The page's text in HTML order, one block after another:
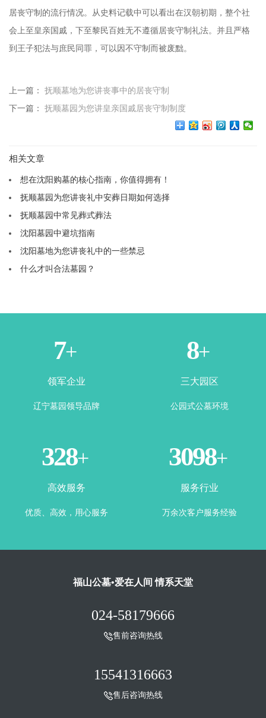
居丧守制的流行情况。从史料记载中可以看出在汉朝初期，整个社
会上至皇亲国戚，下至黎民百姓无不遵循居丧守制礼法。并且严格
到王子犯法与庶民同罪，可以因不守制而被废黜。
上一篇： 抚顺墓地为您讲丧事中的居丧守制
下一篇： 抚顺墓园为您讲皇亲国戚居丧守制制度
相关文章
想在沈阳购墓的核心指南，你值得拥有！
抚顺墓园为您讲丧礼中安葬日期如何选择
抚顺墓园中常见葬式葬法
沈阳墓园中避坑指南
沈阳墓地为您讲丧礼中的一些禁忌
什么才叫合法墓园？
1+
领军企业
辽宁墓园领导品牌
3+
三大园区
公园式公墓环境
365+
高效服务
优质、高效，用心服务
3500+
服务行业
万余次客户服务经验
福山公墓•爱在人间 情系天堂
024-58179666
售前咨询热线
15541316663
售后咨询热线